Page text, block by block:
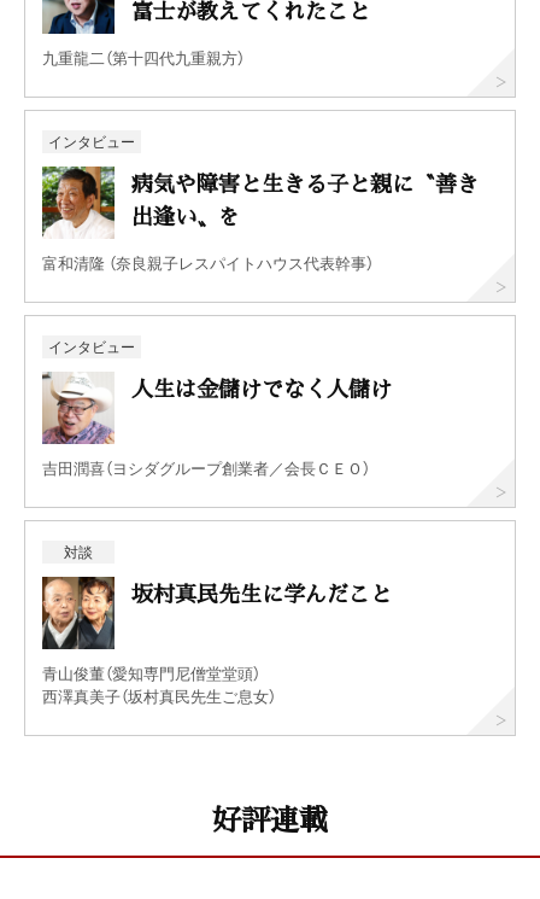
富士が教えてくれたこと
九重龍二（第十四代九重親方）
インタビュー
病気や障害と生きる子と親に〝善き
出逢い〟を
富和清隆 （奈良親子レスパイトハウス代表幹事）
インタビュー
人生は金儲けでなく人儲け
吉田潤喜（ヨシダグループ創業者／会長ＣＥＯ）
対談
坂村真民先生に学んだこと
青山俊董（愛知専門尼僧堂堂頭）
西澤真美子（坂村真民先生ご息女）
好評連載